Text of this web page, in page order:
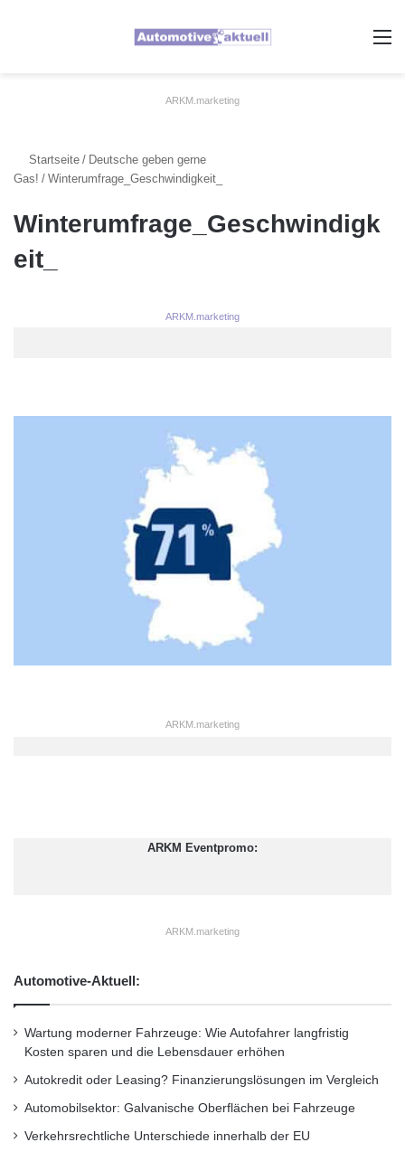
ARKM.marketing
Startseite / Deutsche geben gerne
Gas! / Winterumfrage_Geschwindigkeit_
Winterumfrage_Geschwindigk
eit_
ARKM.marketing
ARKM.marketing
ARKM Eventpromo:
ARKM.marketing
Automotive-Aktuell:
Wartung moderner Fahrzeuge: Wie Autofahrer langfristig
Kosten sparen und die Lebensdauer erhöhen
Autokredit oder Leasing? Finanzierungslösungen im Vergleich
Automobilsektor: Galvanische Oberflächen bei Fahrzeuge
Verkehrsrechtliche Unterschiede innerhalb der EU